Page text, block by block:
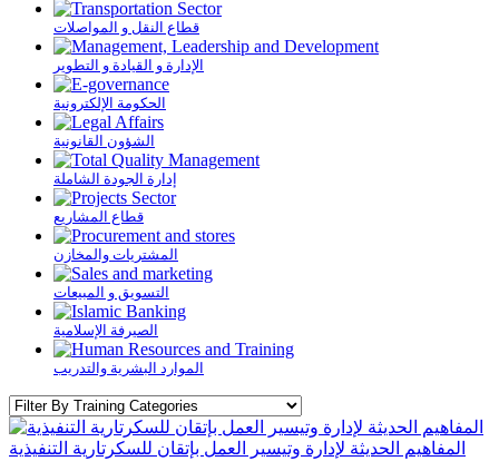
قطاع النقل و المواصلات
الإدارة و القيادة و التطوير
الحكومة الإلكترونية
الشؤون القانونية
إدارة الجودة الشاملة
قطاع المشاريع
المشتريات والمخازن
التسويق و المبيعات
الصيرفة الإسلامية
الموارد البشرية والتدريب
المفاهيم الحديثة لإدارة وتيسير العمل بإتقان للسكرتارية التنفيذية